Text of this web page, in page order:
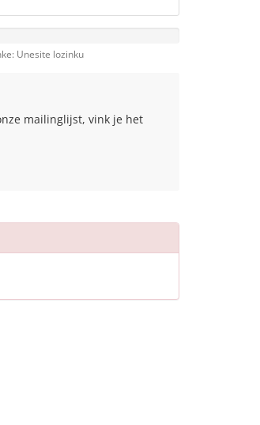
Unesite lozinku
mailinglijst, vink je het